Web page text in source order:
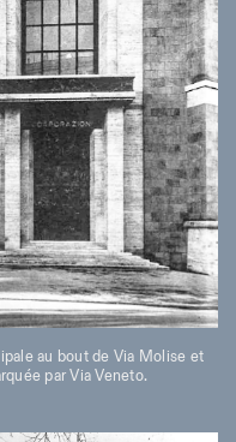
au bout de Via Molise et
par Via Veneto.